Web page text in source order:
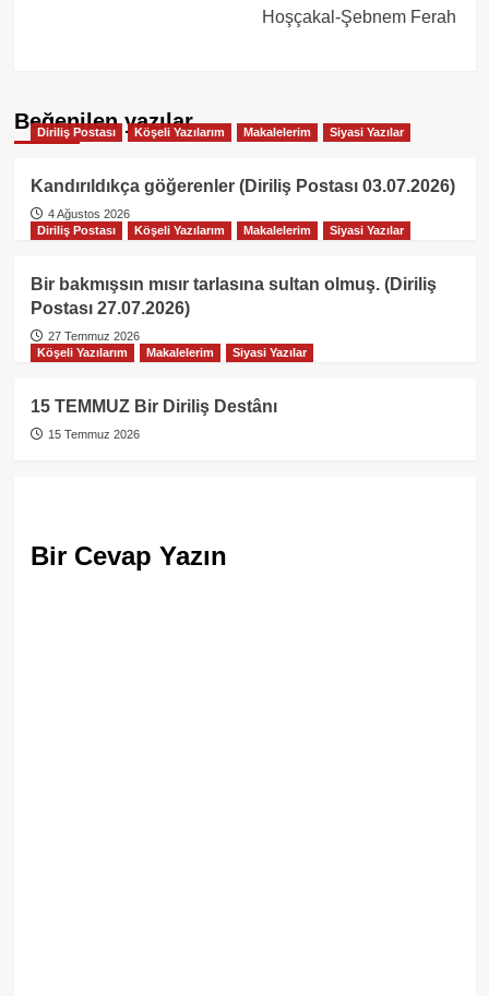
Hoşçakal-Şebnem Ferah
Beğenilen yazılar
Diriliş Postası Köşeli Yazılarım Makalelerim Siyasi Yazılar
Kandırıldıkça göğerenler (Diriliş Postası 03.07.2026)
4 Ağustos 2026
Diriliş Postası
Köşeli Yazılarım Makalelerim Siyasi Yazılar
Bir bakmışsın mısır tarlasına sultan olmuş. (Diriliş
Postası 27.07.2026)
27 Temmuz 2026
Köşeli Yazılarım
Makalelerim Siyasi Yazılar
15 TEMMUZ Bir Diriliş Destânı
15 Temmuz 2026
Bir Cevap Yazın